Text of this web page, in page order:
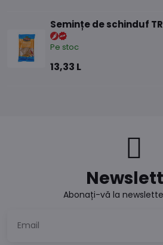
Semințe de schinduf
Pe stoc
13,33 L
Abonați-vă la